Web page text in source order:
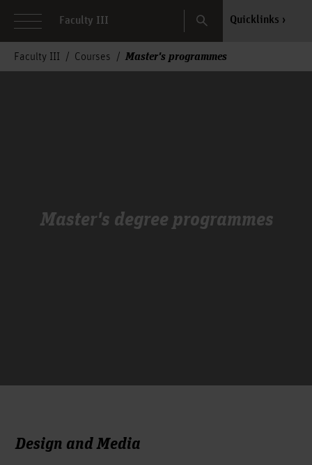
Faculty III Search Quicklinks
Faculty III Courses Master's programmes
Master's degree programmes
Design and Media